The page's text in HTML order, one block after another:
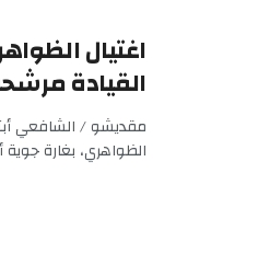
اغتيال
القيادة
مقديشو / الشافعي
الظواهري، بغارة